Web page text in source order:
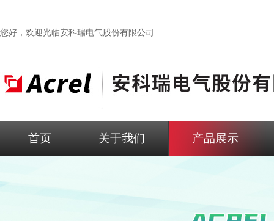
您好，欢迎光临安科瑞电气股份有限公司
首页 关于我们 产品展示